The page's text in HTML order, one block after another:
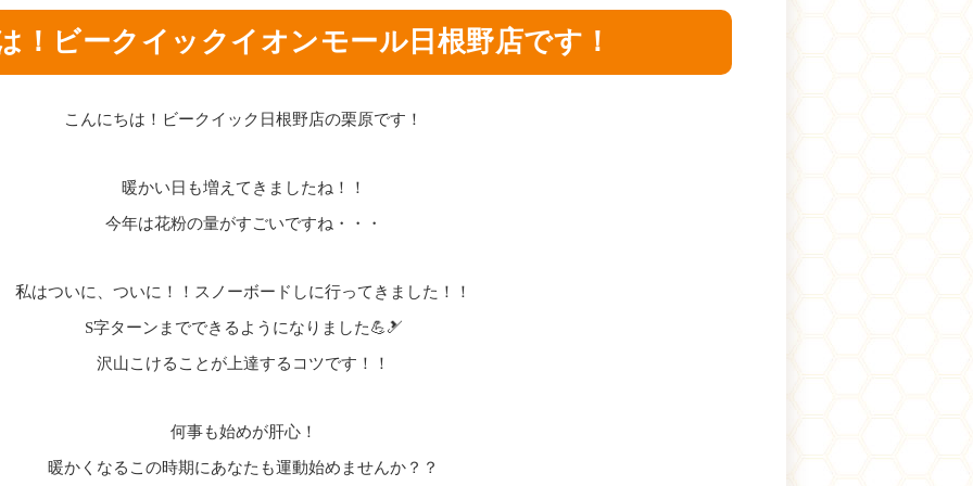
！ビークイックイオンモール日根野店です！
こんにちは！ビークイック日根野店の栗原です！
暖かい日も増えてきましたね！！
今年は花粉の量がすごいですね・・・
私はついに、ついに！！スノーボードしに行ってきました！！
S字ターンまでできるようになりました💪🎿
沢山こけることが上達するコツです！！
何事も始めが肝心！
暖かくなるこの時期にあなたも運動始めませんか？？